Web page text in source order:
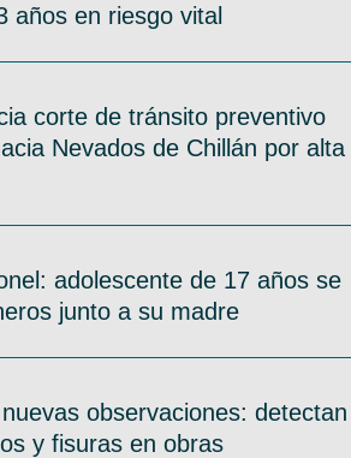
años en riesgo vital
corte de tránsito preventivo
Nevados de Chillán por alta
adolescente de 17 años se
junto a su madre
observaciones: detectan
y fisuras en obras